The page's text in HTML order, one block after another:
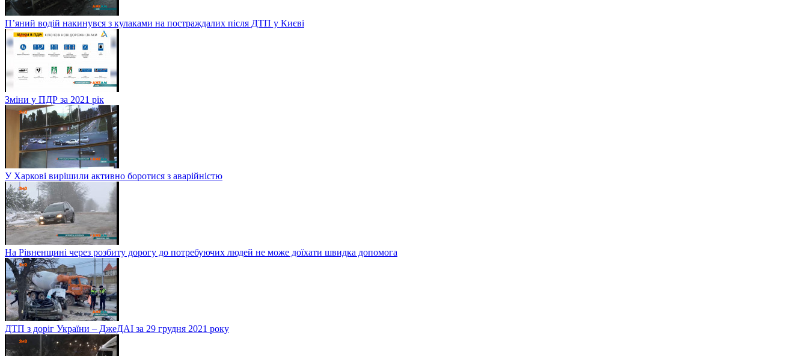
П’яний водій накинувся з кулаками на постраждалих після ДТП у Києві
Зміни у ПДР за 2021 рік
У Харкові вирішили активно боротися з аварійністю
На Рівненщині через розбиту дорогу до потребуючих людей не може доїхати швидка допомога
ДТП з доріг України – ДжеДАІ за 29 грудня 2021 року